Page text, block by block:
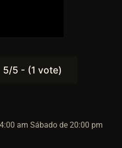
5/5 - (1 vote)
am Sábado de 20:00 pm